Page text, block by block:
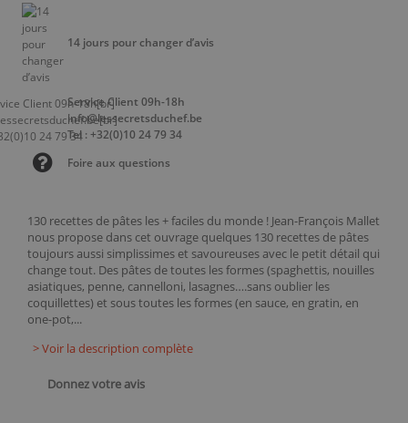
130 recettes de pâtes les + faciles du monde ! Jean-François Mallet
nous propose dans cet ouvrage quelques 130 recettes de pâtes
toujours aussi simplissimes et savoureuses avec le petit détail qui
change tout. Des pâtes de toutes les formes (spaghettis, nouilles
asiatiques, penne, cannelloni, lasagnes….sans oublier les
coquillettes) et sous toutes les formes (en sauce, en gratin, en
one-pot,...
> Voir la description complète
Donnez votre avis
14 jours pour changer d’avis
Service Client 09h-18h
info@lessecretsduchef.be
Tel : +32(0)10 24 79 34
Foire aux questions